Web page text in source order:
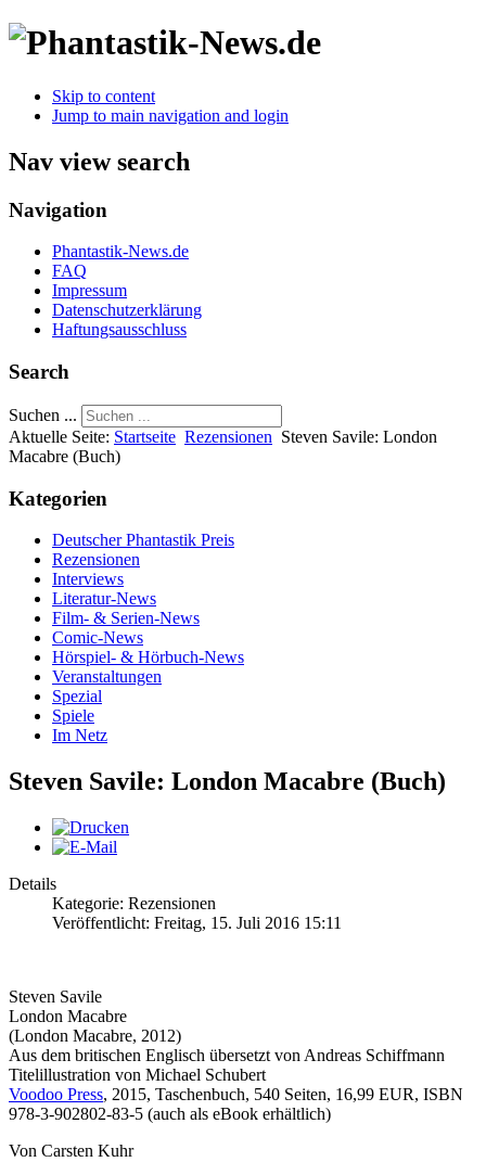
Skip to content
Jump to main navigation and login
Nav view search
Navigation
Phantastik-News.de
FAQ
Impressum
Datenschutzerklärung
Haftungsausschluss
Search
Suchen ...
Aktuelle Seite: Startseite Rezensionen Steven Savile: London
Macabre (Buch)
Kategorien
Deutscher Phantastik Preis
Rezensionen
Interviews
Literatur-News
Film- & Serien-News
Comic-News
Hörspiel- & Hörbuch-News
Veranstaltungen
Spezial
Spiele
Im Netz
Steven Savile: London Macabre (Buch)
Details
Kategorie: Rezensionen
Veröffentlicht: Freitag, 15. Juli 2016 15:11
Steven Savile
London Macabre
(London Macabre, 2012)
Aus dem britischen Englisch übersetzt von Andreas Schiffmann
Titelillustration von Michael Schubert
Voodoo Press, 2015, Taschenbuch, 540 Seiten, 16,99 EUR, ISBN
978-3-902802-83-5 (auch als eBook erhältlich)
Von Carsten Kuhr